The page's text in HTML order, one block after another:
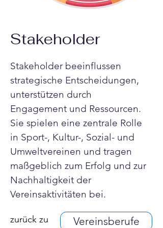
Stakeholder
Stakeholder beeinflussen
strategische Entscheidungen,
unterstützen durch
Engagement und Ressourcen.
Sie spielen eine zentrale Rolle
in Sport-, Kultur-, Sozial- und
Umweltvereinen und tragen
maßgeblich zum Erfolg und zur
Nachhaltigkeit der
Vereinsaktivitäten bei.
zurück zu Vereinsberufe